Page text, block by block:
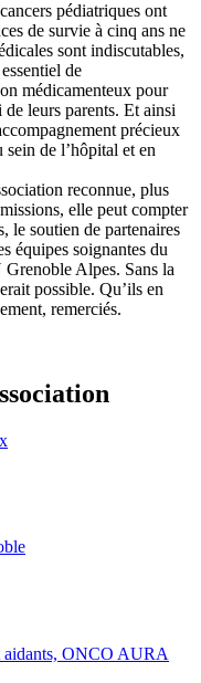
pédiatriques ont
de survie à cinq ans ne
sont indiscutables,
de
médicamenteux pour
leurs parents. Et ainsi
précieux
sein de l’hôpital et en
reconnue, plus
elle peut compter
le soutien de partenaires
équipes soignantes du
Alpes. Sans la
possible. Qu’ils en
remerciés.